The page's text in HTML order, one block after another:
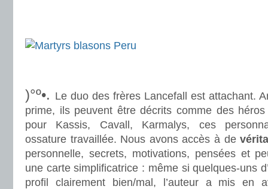
)°º•. Le duo des frères Lancefall est attachant.
prime, ils peuvent être décrits comme des
pour Kassis, Cavall, Karmalys, ces
ossature travaillée. Nous avons accès à de
personnelle, secrets, motivations, pensées et
une carte simplificatrice : même si quelques-uns
profil clairement bien/mal, l’auteur a mis en